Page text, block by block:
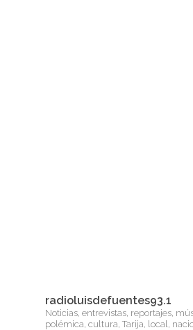
radioluisdefuentes93.1
Noticias, entrevistas, reportajes,
polémica, cultura, Tarija, local,